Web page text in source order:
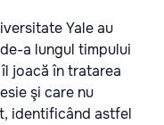
Yale au
a lungul timpului
joacă în tratarea
şi care nu
identificând astfel